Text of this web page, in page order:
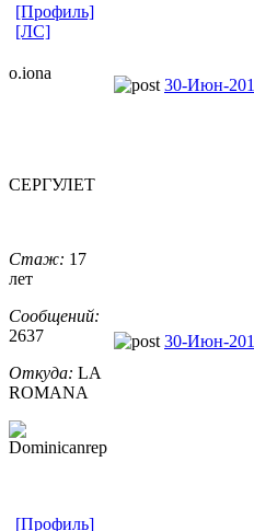
[Профиль]
[ЛС]
o.iona
30-Июн-
СЕРГУЛЕТ
Стаж: 17
лет
Сообщений:
2637
Откуда: LA
ROMANA
30-Июн-
[Профиль]